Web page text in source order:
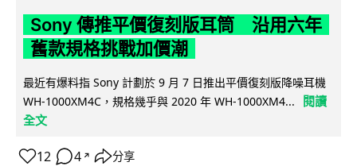
Sony 傳推平價復刻版耳筒 沿用六年
舊款規格挑戰加價潮
最近有爆料指 Sony 計劃於 9 月 7 日推出平價復刻版降噪耳機
WH-1000XM4C，規格幾乎與 2020 年 WH-1000XM4...
閱讀
全文
12 4 ↗ 分享